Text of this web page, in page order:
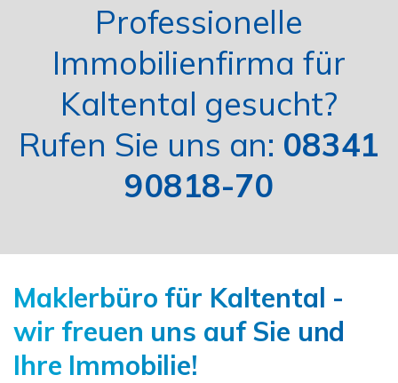
Professionelle
Immobilienfirma für
Kaltental gesucht?
Rufen Sie uns an: 08341
90818-70
Maklerbüro für Kaltental -
wir freuen uns auf Sie und
Ihre Immobilie!